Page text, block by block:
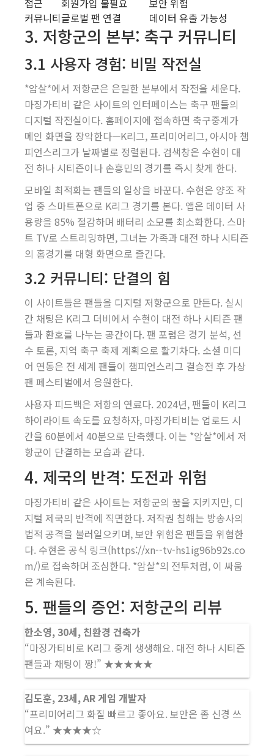
접근 회원가입 불필요
보안 위험
커뮤니티글로벌 팬 연결 데이터 유출 가능성
3. 저항군의 본부: 축구 커뮤니티
3.1 사용자 경험: 비밀 작전실
*암살*에서 저항군은 은밀한 본부에서 작전을 세운다.
마징가티비 같은 사이트의 인터페이스는 축구 팬들의
디지털 작전실이다. 홈페이지에 접속하면 축구중계가
메인 화면을 장악한다—K리그, 프리미어리그, 아시아 챔
피언스리그가 날짜별로 정렬된다. 검색창은 수현이 대
전 하나 시티즌이나 손흥민의 경기를 즉시 찾게 한다.
모바일 최적화는 팬들의 일상을 바꾼다. 수현은 양조 작
업 중 스마트폰으로 K리그 경기를 본다. 앱은 데이터 사
용량을 85% 절감하며 배터리 소모를 최소화한다. 스마
트 TV로 스트리밍하면, 그녀는 가족과 대전 하나 시티즌
의 홈경기를 대형 화면으로 즐긴다.
3.2 커뮤니티: 단결의 힘
이 사이트들은 팬들을 디지털 저항군으로 만든다. 실시
간 채팅은 K리그 더비에서 수현이 대전 하나 시티즌 팬
들과 환호를 나누는 공간이다. 팬 포럼은 경기 분석, 선
수 토론, 지역 축구 축제 계획으로 활기차다. 소셜 미디
어 연동은 전 세계 팬들이 챔피언스리그 결승전 후 가상
팬 페스티벌에서 응원한다.
사용자 피드백은 저항의 연료다. 2024년, 팬들이 K리그
하이라이트 속도를 요청하자, 마징가티비는 업로드 시
간을 60분에서 40분으로 단축했다. 이는 *암살*에서 저
항군이 단결하는 모습과 같다.
4. 제국의 반격: 도전과 위험
마징가티비 같은 사이트는 저항군의 꿈을 지키지만, 디
지털 제국의 반격에 직면한다. 저작권 침해는 방송사의
법적 공격을 불러일으키며, 보안 위험은 팬들을 위협한
다. 수현은 공식 링크(https://xn--tv-hs1ig96b92s.co
m/)로 접속하며 조심한다. *암살*의 전투처럼, 이 싸움
은 계속된다.
5. 팬들의 증언: 저항군의 리뷰
한소영, 30세, 친환경 건축가
“마징가티비로 K리그 중계 생생해요. 대전 하나 시티즌
팬들과 채팅이 짱!” ★★★★★
김도훈, 23세, AR 게임 개발자
“프리미어리그 화질 빠르고 좋아요. 보안은 좀 신경 쓰
여요.” ★★★★☆